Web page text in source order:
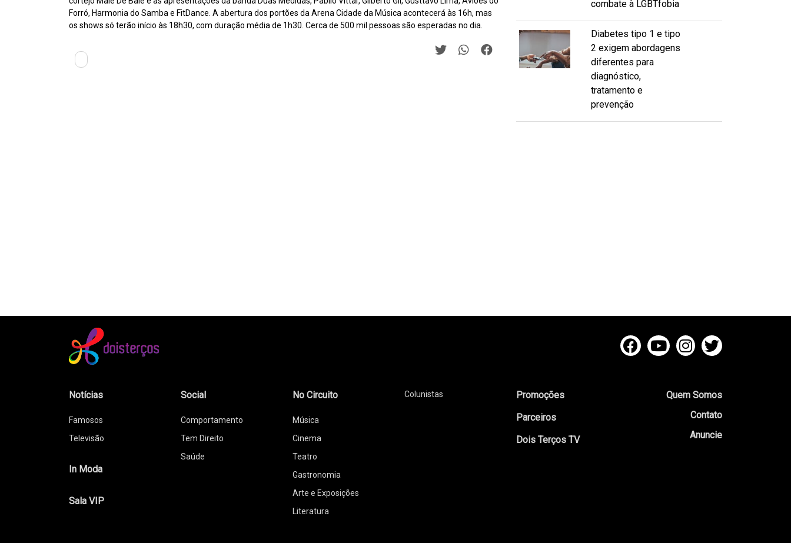
Forró, Harmonia do Samba e FitDance. A abertura dos portões da Arena Cidade da Música acontecerá às 16h, mas
os shows só terão início às 18h30, com duração média de 1h30. Cerca de 500 mil pessoas são esperadas no dia.
combate à LGBTfobia
Diabetes tipo 1 e tipo
2 exigem abordagens
diferentes para
diagnóstico,
tratamento e
prevenção
Notícias
Famosos
Televisão
In Moda
Sala VIP
Social
Comportamento
Tem Direito
Saúde
No Circuito
Música
Cinema
Teatro
Gastronomia
Arte e Exposições
Literatura
Colunistas
Promoções
Parceiros
Dois Terços TV
Quem Somos
Contato
Anuncie